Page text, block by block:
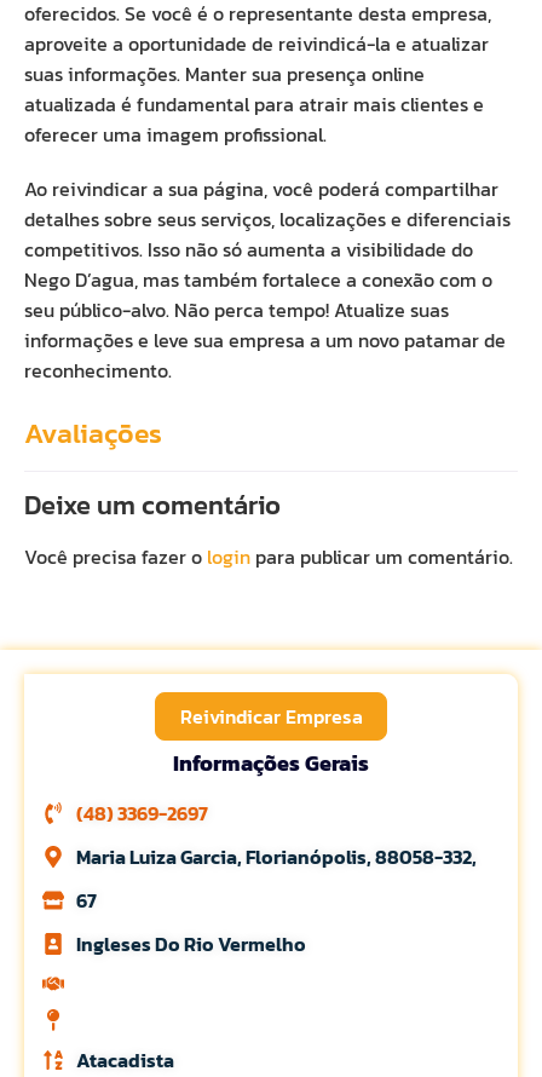
oferecidos. Se você é o representante desta empresa,
aproveite a oportunidade de reivindicá-la e atualizar
suas informações. Manter sua presença online
atualizada é fundamental para atrair mais clientes e
oferecer uma imagem profissional.
Ao reivindicar a sua página, você poderá compartilhar
detalhes sobre seus serviços, localizações e diferenciais
competitivos. Isso não só aumenta a visibilidade do
Nego D’agua, mas também fortalece a conexão com o
seu público-alvo. Não perca tempo! Atualize suas
informações e leve sua empresa a um novo patamar de
reconhecimento.
Avaliações
Deixe um comentário
Você precisa fazer o login para publicar um comentário.
Reivindicar Empresa
Informações Gerais
(48) 3369-2697
Maria Luiza Garcia, Florianópolis, 88058-332,
67
Ingleses Do Rio Vermelho
Atacadista